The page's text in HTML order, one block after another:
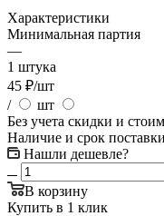
Характеристики
Минимальная партия
—
1 штука
45 ₽/шт
/
шт
Без учета скидки и
Наличие и срок
Нашли дешевле?
В корзину
Купить в 1 клик